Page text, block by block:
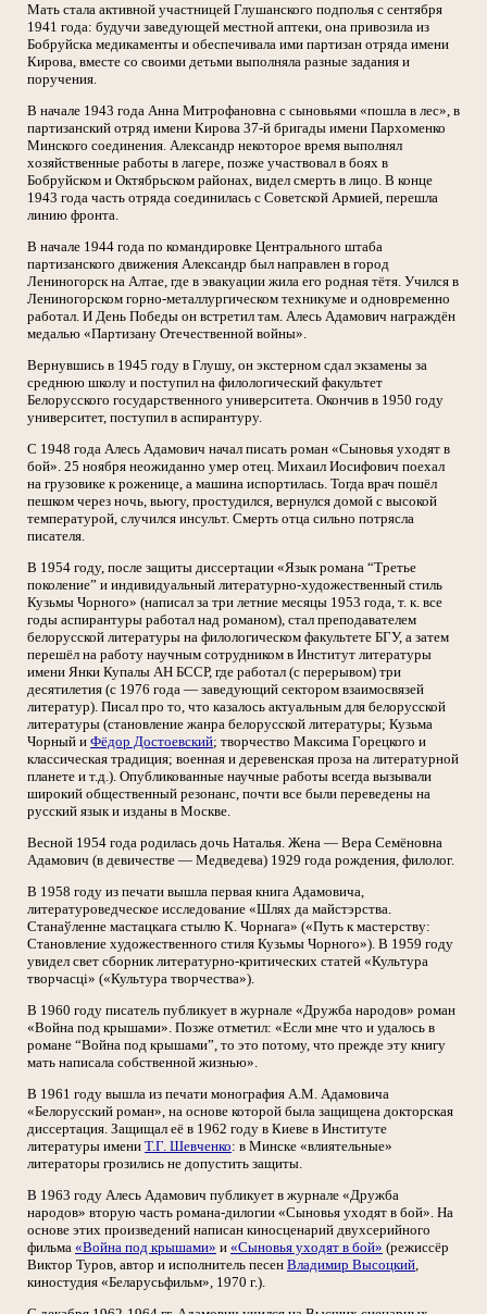
Мать стала активной участницей Глушанского подполья с сентября
1941 года: будучи заведующей местной аптеки, она привозила из
Бобруйска медикаменты и обеспечивала ими партизан отряда имени
Кирова, вместе со своими детьми выполняла разные задания и
поручения.
В начале 1943 года Анна Митрофановна с сыновьями «пошла в лес», в
партизанский отряд имени Кирова 37-й бригады имени Пархоменко
Минского соединения. Александр некоторое время выполнял
хозяйственные работы в лагере, позже участвовал в боях в
Бобруйском и Октябрьском районах, видел смерть в лицо. В конце
1943 года часть отряда соединилась с Советской Армией, перешла
линию фронта.
В начале 1944 года по командировке Центрального штаба
партизанского движения Александр был направлен в город
Лениногорск на Алтае, где в эвакуации жила его родная тётя. Учился в
Лениногорском горно-металлургическом техникуме и одновременно
работал. И День Победы он встретил там. Алесь Адамович награждён
медалью «Партизану Отечественной войны».
Вернувшись в 1945 году в Глушу, он экстерном сдал экзамены за
среднюю школу и поступил на филологический факультет
Белорусского государственного университета. Окончив в 1950 году
университет, поступил в аспирантуру.
С 1948 года Алесь Адамович начал писать роман «Сыновья уходят в
бой». 25 ноября неожиданно умер отец. Михаил Иосифович поехал
на грузовике к роженице, а машина испортилась. Тогда врач пошёл
пешком через ночь, вьюгу, простудился, вернулся домой с высокой
температурой, случился инсульт. Смерть отца сильно потрясла
писателя.
В 1954 году, после защиты диссертации «Язык романа “Третье
поколение” и индивидуальный литературно-художественный стиль
Кузьмы Чорного» (написал за три летние месяцы 1953 года, т. к. все
годы аспирантуры работал над романом), стал преподавателем
белорусской литературы на филологическом факультете БГУ, а затем
перешёл на работу научным сотрудником в Институт литературы
имени Янки Купалы АН БССР, где работал (с перерывом) три
десятилетия (с 1976 года — заведующий сектором взаимосвязей
литератур). Писал про то, что казалось актуальным для белорусской
литературы (становление жанра белорусской литературы; Кузьма
Чорный и Фёдор Достоевский; творчество Максима Горецкого и
классическая традиция; военная и деревенская проза на литературной
планете и т.д.). Опубликованные научные работы всегда вызывали
широкий общественный резонанс, почти все были переведены на
русский язык и изданы в Москве.
Весной 1954 года родилась дочь Наталья. Жена — Вера Семёновна
Адамович (в девичестве — Медведева) 1929 года рождения, филолог.
В 1958 году из печати вышла первая книга Адамовича,
литературоведческое исследование «Шлях да майстэрства.
Станаўленне мастацкага стылю К. Чорнага» («Путь к мастерству:
Становление художественного стиля Кузьмы Чорного»). В 1959 году
увидел свет сборник литературно-критических статей «Культура
творчасці» («Культура творчества»).
В 1960 году писатель публикует в журнале «Дружба народов» роман
«Война под крышами». Позже отметил: «Если мне что и удалось в
романе “Война под крышами”, то это потому, что прежде эту книгу
мать написала собственной жизнью».
В 1961 году вышла из печати монография А.М. Адамовича
«Белорусский роман», на основе которой была защищена докторская
диссертация. Защищал её в 1962 году в Киеве в Институте
литературы имени Т.Г. Шевченко: в Минске «влиятельные»
литераторы грозились не допустить защиты.
В 1963 году Алесь Адамович публикует в журнале «Дружба
народов» вторую часть романа-дилогии «Сыновья уходят в бой». На
основе этих произведений написан киносценарий двухсерийного
фильма «Война под крышами» и «Сыновья уходят в бой» (режиссёр
Виктор Туров, автор и исполнитель песен Владимир Высоцкий,
киностудия «Беларусьфильм», 1970 г.).